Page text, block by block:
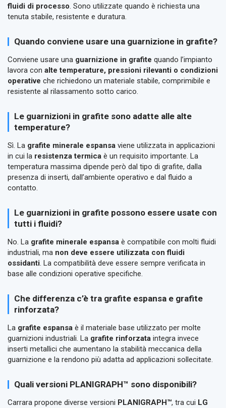
fluidi di processo. Sono utilizzate quando è richiesta una
tenuta stabile, resistente e duratura.
Quando conviene usare una guarnizione in grafite?
Conviene usare una guarnizione in grafite quando l’impianto
lavora con alte temperature, pressioni rilevanti o condizioni
operative che richiedono un materiale stabile, comprimibile e
resistente al rilassamento sotto carico.
Le guarnizioni in grafite sono adatte alle alte
temperature?
Sì. La grafite minerale espansa viene utilizzata in applicazioni
in cui la resistenza termica è un requisito importante. La
temperatura massima dipende però dal tipo di grafite, dalla
presenza di inserti, dall’ambiente operativo e dal fluido a
contatto.
Le guarnizioni in grafite possono essere usate con
tutti i fluidi?
No. La grafite minerale espansa è compatibile con molti fluidi
industriali, ma non deve essere utilizzata con fluidi
ossidanti. La compatibilità deve essere sempre verificata in
base alle condizioni operative specifiche.
Che differenza c’è tra grafite espansa e grafite
rinforzata?
La grafite espansa è il materiale base utilizzato per molte
guarnizioni industriali. La grafite rinforzata integra invece
inserti metallici che aumentano la stabilità meccanica della
guarnizione e la rendono più adatta ad applicazioni sollecitate.
Quali versioni PLANIGRAPH™ sono disponibili?
Carrara propone diverse versioni PLANIGRAPH™, tra cui LG